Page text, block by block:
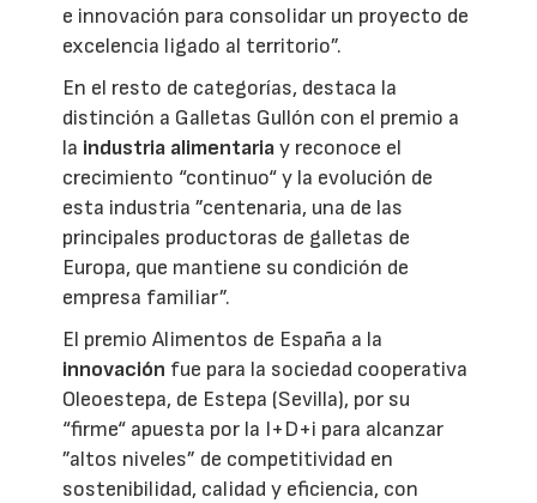
e innovación para consolidar un proyecto de
excelencia ligado al territorio”.
En el resto de categorías, destaca la
distinción a Galletas Gullón con el premio a
la industria alimentariay reconoce el
crecimiento “continuo“ y la evolución de
esta industria ”centenaria, una de las
principales productoras de galletas de
Europa, que mantiene su condición de
empresa familiar”.
El premio Alimentos de España a la
innovación fue para la sociedad cooperativa
Oleoestepa, de Estepa (Sevilla), por su
“firme“ apuesta por la I+D+i para alcanzar
”altos niveles” de competitividad en
sostenibilidad, calidad y eficiencia, con